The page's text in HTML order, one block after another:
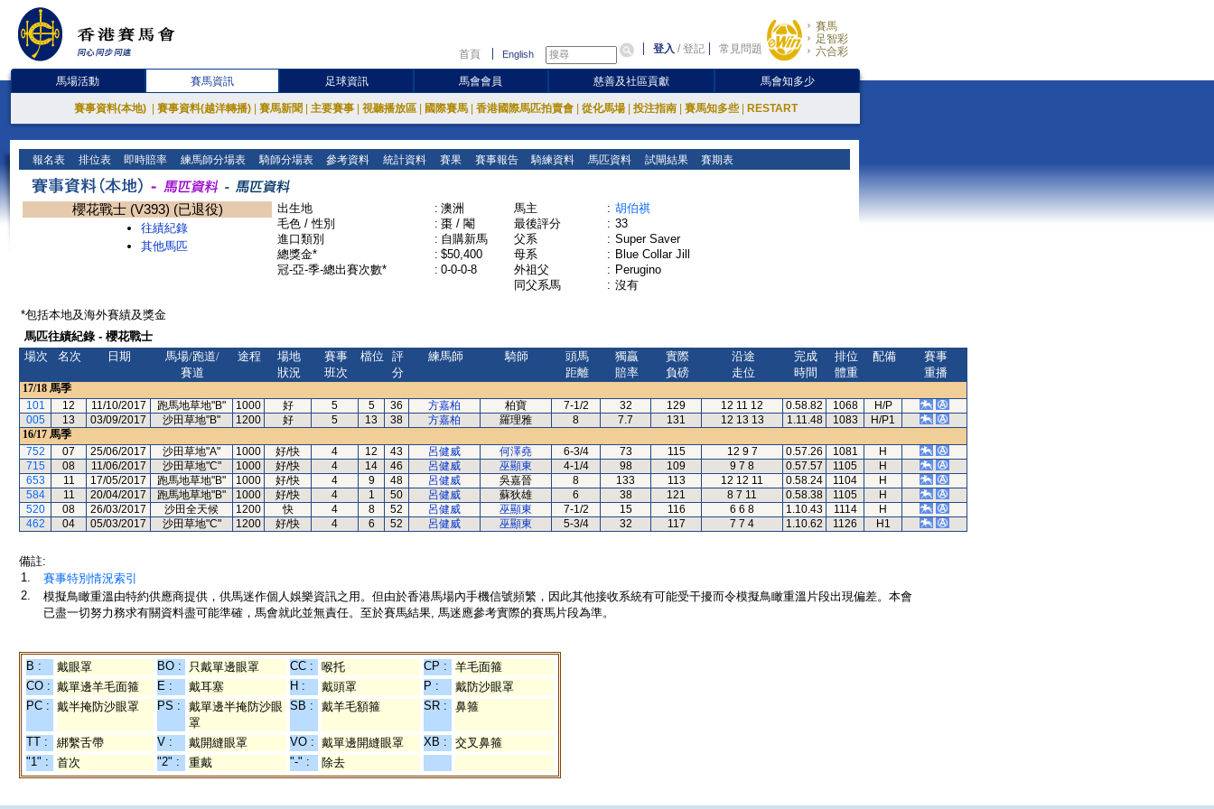
首頁 English 登入 /登記 常見問題
賽馬
足智彩
六合彩
馬場活動 賽馬資訊 足球資訊 馬會會員 慈善及社區貢獻 馬會知多少
賽事資料(本地) 賽事資料(越洋轉播) 賽馬新聞 主要賽事 視聽播放區 國際賽馬 香港國際馬匹拍賣會 從化馬場 投注指南 賽馬知多些 RESTART
報名表 排位表 即時賠率 練馬師分場表 騎師分場表 參考資料 統計資料 賽果 賽事報告 騎練資料 馬匹資料 試閘結果 賽期表
櫻花戰士 (V393) (已退役)
往績紀錄
其他馬匹
出生地 : 澳洲
毛色 / 性別
: 棗 / 閹
進口類別
: 自購新馬
總獎金*
: $50,400
冠-亞-季-總出賽次數*
: 0-0-0-8
馬主 : 胡伯祺
最後評分
: 33
父系
: Super Saver
母系
: Blue Collar Jill
外祖父
: Perugino
同父系馬
: 沒有
*包括本地及海外賽績及獎金
馬匹往績紀錄 - 櫻花戰士
場次
名次 日期
馬場/跑道/
賽道
途程
場地
狀況
賽事
班次
檔位
評
分
練馬師 騎師
頭馬
距離
獨贏
賠率
實際
負磅
沿途
走位
完成
時間
排位
體重
配備
賽事
重播
17/18 馬季
101
12 11/10/2017 跑馬地草地"B" 1000 好 5 5 36 方嘉柏 柏寶 7-1/2 32 129 12 11 12 0.58.82 1068
H/P
005
13 03/09/2017 沙田草地"B" 1200 好 5 13 38 方嘉柏 羅理雅 8 7.7 131 12 13 13 1.11.48 1083
H/P1
16/17 馬季
752
07 25/06/2017 沙田草地"A" 1000 好/快 4 12 43 呂健威 何澤堯 6-3/4 73 115 12 9 7 0.57.26 1081
H
715
08 11/06/2017 沙田草地"C" 1000 好/快 4 14 46 呂健威 巫顯東 4-1/4 98 109 9 7 8 0.57.57 1105
H
653
11 17/05/2017 跑馬地草地"B" 1000 好/快 4 9 48 呂健威 吳嘉晉 8 133 113 12 12 11 0.58.24 1104
H
584
11 20/04/2017 跑馬地草地"B" 1000 好/快 4 1 50 呂健威 蘇狄雄 6 38 121 8 7 11 0.58.38 1105
H
520
08 26/03/2017 沙田全天候 1200 快 4 8 52 呂健威 巫顯東 7-1/2 15 116 6 6 8 1.10.43 1114
H
462
04 05/03/2017 沙田草地"C" 1200 好/快 4 6 52 呂健威 巫顯東 5-3/4 32 117 7 7 4 1.10.62 1126 H1
備註:
1.
賽事特別情況索引
2.
模擬鳥瞰重溫由特約供應商提供，供馬迷作個人娛樂資訊之用。但由於香港馬場內手機信號頻繁，因此其他接收系統有可能受干擾而令模擬鳥瞰重溫片段出現偏差。本會
已盡一切努力務求有關資料盡可能準確，馬會就此並無責任。至於賽馬結果, 馬迷應參考實際的賽馬片段為準。
B : 戴眼罩 BO : 只戴單邊眼罩 CC : 喉托 CP :
羊毛面箍
CO : 戴單邊羊毛面箍 E : 戴耳塞 H : 戴頭罩 P :
戴防沙眼罩
PC : 戴半掩防沙眼罩 PS :
戴單邊半掩防沙眼
罩
SB : 戴羊毛額箍 SR : 鼻箍
TT : 綁繫舌帶 V : 戴開縫眼罩 VO : 戴單邊開縫眼罩 XB :
交叉鼻箍
"1" :
首次 "2" : 重戴 "-" : 除去